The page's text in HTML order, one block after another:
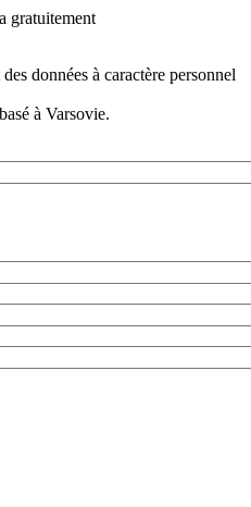
gratuitement
données à caractère personnel
à Varsovie.